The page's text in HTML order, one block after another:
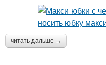
читать дальше →